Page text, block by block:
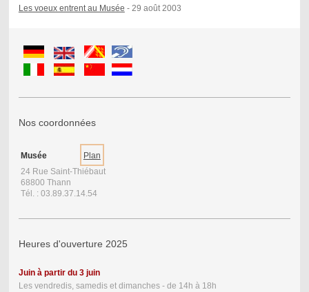
Les voeux entrent au Musée - 29 août 2003
Nos coordonnées
Musée
Plan
24 Rue Saint-Thiébaut
68800 Thann
Tél. : 03.89.37.14.54
Heures d'ouverture 2025
Juin à partir du 3 juin
Les vendredis, samedis et dimanches - de 14h à 18h